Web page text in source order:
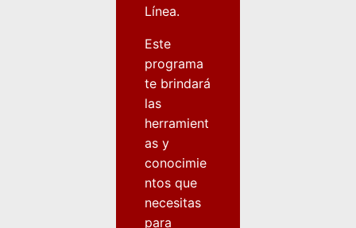
Línea.
Este
programa
te brindará
las
herramient
as y
conocimie
ntos que
necesitas
para